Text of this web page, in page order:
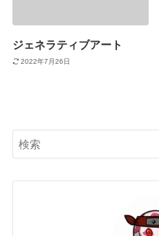
ジェネラティブアート
2022年7月26日